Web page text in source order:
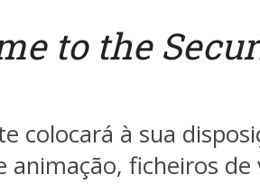
to the
colocará à sua
animação, ficheiros